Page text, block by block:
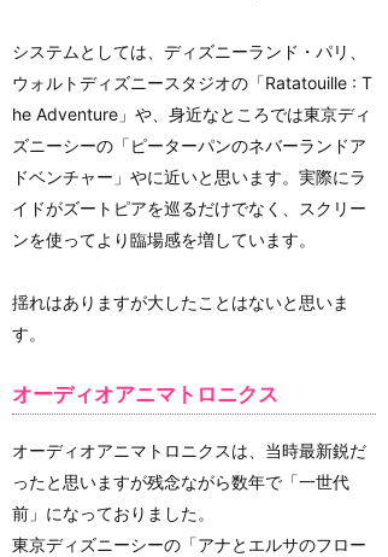
システムとしては、ディズニーランド・パリ、
ウォルトディズニースタジオの「Ratatouille : T
he Adventure」や、身近なところでは東京ディ
ズニーシーの「ピーターパンのネバーランドア
ドベンチャー」やに近いと思います。実際にラ
イドがズートピアを巡るだけでなく、スクリー
ンを使ってより臨場感を増しています。
揺れはありますが大したことはないと思いま
す。
オーディオアニマトロニクス
オーディオアニマトロニクスは、当時最新鋭だ
ったと思いますが残念ながら数年で「一世代
前」になっておりました。
東京ディズニーシーの「アナとエルサのフロー